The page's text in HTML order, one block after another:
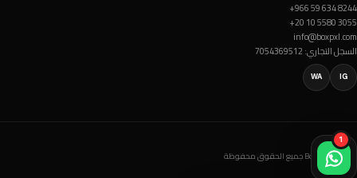
1
+966 59 634 8244
+20 10 5580 3055
info@boxpxl.com
السجل التجاري: 7054369512
IG
WA